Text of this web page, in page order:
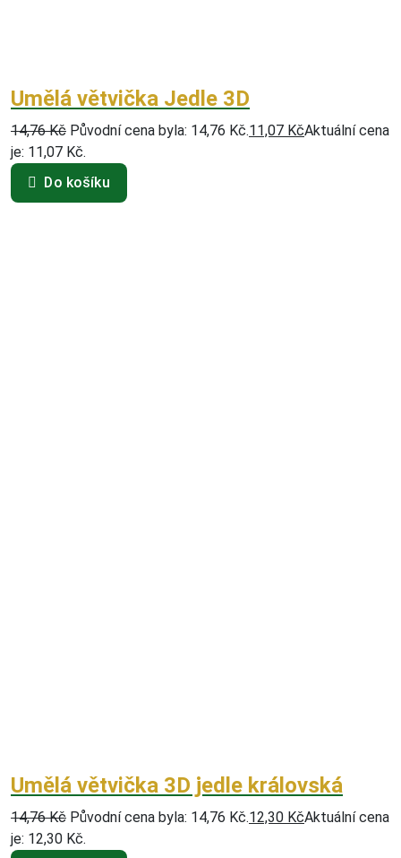
Umělá větvička Jedle 3D
14,76Kč Původní cena byla: 14,76 Kč.11,07 KčAktuální cena
je: 11,07 Kč.
Do košíku
Umělá větvička 3D jedle královská
14,76Kč Původní cena byla: 14,76 Kč.12,30 KčAktuální cena
je: 12,30 Kč.